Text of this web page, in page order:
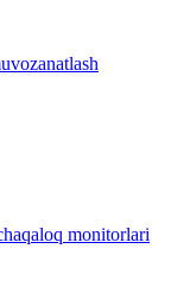
monitorlari